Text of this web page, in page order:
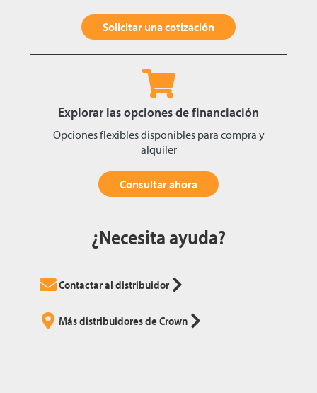
Solicitar una cotización
Explorar las opciones de financiación
Opciones flexibles disponibles para compra y
alquiler
Consultar ahora
¿Necesita ayuda?
Contactar al distribuidor
Más distribuidores de Crown